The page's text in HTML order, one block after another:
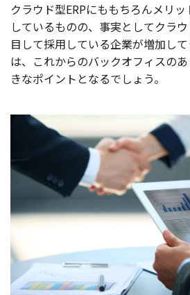
クラウド型ERPにももちろんメリ
しているものの、事実としてクラ
目して採用している企業が増加し
は、これからのバックオフィスの
きなポイントとなるでしょう。